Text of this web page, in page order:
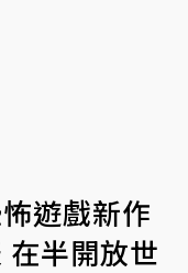
遊戲新作
在半開放世